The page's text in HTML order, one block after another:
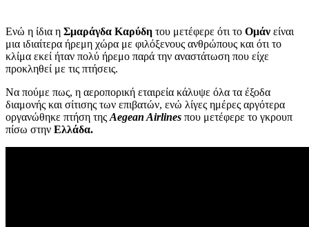
Ενώ η ίδια η Σμαράγδα Καρύδη του μετέφερε ότι το Ομάν είναι
μια ιδιαίτερα ήρεμη χώρα με φιλόξενους ανθρώπους και ότι το
κλίμα εκεί ήταν πολύ ήρεμο παρά την αναστάτωση που είχε
προκληθεί με τις πτήσεις.
Να πούμε πως, η αεροπορική εταιρεία κάλυψε όλα τα έξοδα
διαμονής και σίτισης των επιβατών, ενώ λίγες ημέρες αργότερα
οργανώθηκε πτήση της Aegean Airlines που μετέφερε το γκρουπ
πίσω στην Ελλάδα.